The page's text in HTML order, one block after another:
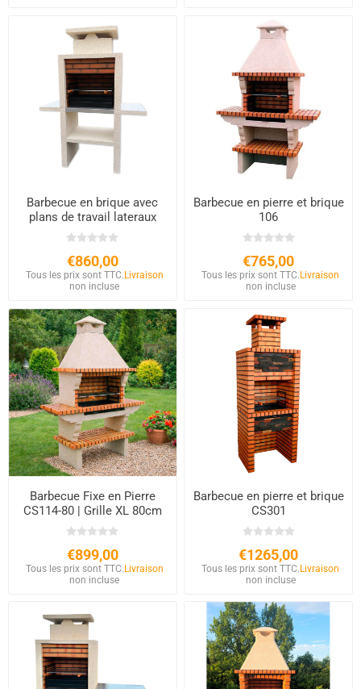
Barbecue en brique avec
plans de travail lateraux
Inox
€860,00
Tous les prix sont TTC. Livraison
non incluse
Barbecue en pierre et brique
106
€765,00
Tous les prix sont TTC. Livraison
non incluse
Barbecue Fixe en Pierre
CS114-80 | Grille XL 80cm
€899,00
Tous les prix sont TTC.Livraison
non incluse
Barbecue en pierre et brique
CS301
€1265,00
Tous les prix sont TTC.Livraison
non incluse